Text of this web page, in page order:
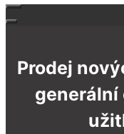
Prodej
generální